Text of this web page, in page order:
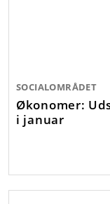
SOCIALOMRÅDET
Økonomer:
i januar